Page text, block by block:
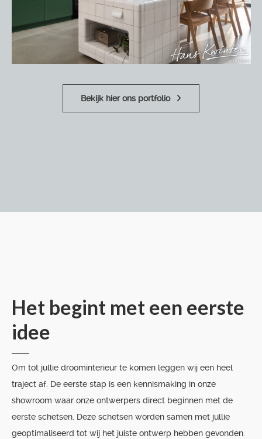
Bekijk hier ons portfolio
Het begint met een eerste
idee
Om tot jullie droominterieur te komen leggen wij een heel
traject af. De eerste stap is een kennismaking in onze
showroom waar onze ontwerpers direct beginnen met de
eerste schetsen. Deze schetsen worden samen met jullie
geoptimaliseerd tot wij het juiste ontwerp hebben gevonden.